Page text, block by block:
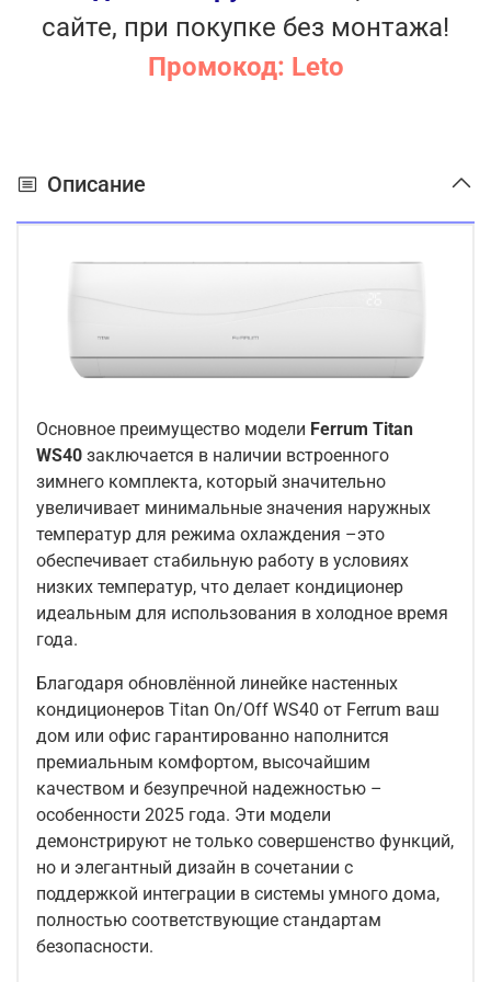
сайте, при покупке без монтажа!
Промокод: Leto
Описание
Основное преимущество модели Ferrum Titan
WS40 заключается в наличии встроенного
зимнего комплекта, который значительно
увеличивает минимальные значения наружных
температур для режима охлаждения –это
обеспечивает стабильную работу в условиях
низких температур, что делает кондиционер
идеальным для использования в холодное время
года.
Благодаря обновлённой линейке настенных
кондиционеров Titan On/Off WS40 от Ferrum ваш
дом или офис гарантированно наполнится
премиальным комфортом, высочайшим
качеством и безупречной надежностью –
особенности 2025 года. Эти модели
демонстрируют не только совершенство функций,
но и элегантный дизайн в сочетании с
поддержкой интеграции в системы умного дома,
полностью соответствующие стандартам
безопасности.